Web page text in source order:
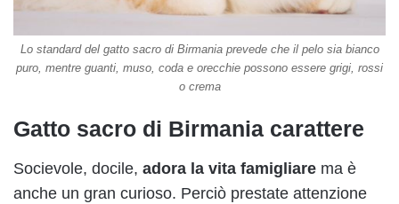
Lo standard del gatto sacro di Birmania prevede che il pelo sia bianco
puro, mentre guanti, muso, coda e orecchie possono essere grigi, rossi
o crema
Gatto sacro di Birmania carattere
Socievole, docile, adora la vita famigliare ma è
anche un gran curioso. Perciò prestate attenzione